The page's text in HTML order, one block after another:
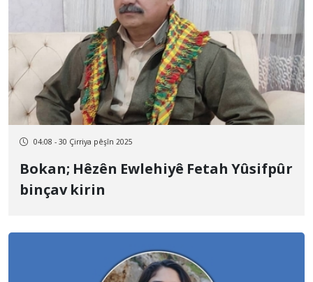
04:08 - 30 Çirriya pêşîn 2025
Bokan; Hêzên Ewlehiyê Fetah Yûsifpûr
binçav kirin